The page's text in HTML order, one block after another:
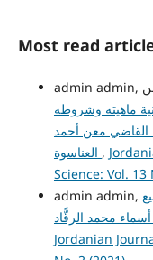
Most read
admin admin, د. محمد جمال مطلق الذنيبات القاضي معن
ماهيته وشروطه
القاضي معن أحمد
,
Science: Vol. 13
Jordanian